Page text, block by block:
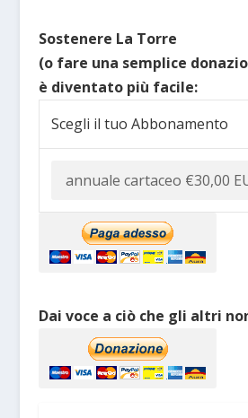
Sostenere La Torre
(o fare una semplice
è diventato più facile:
Scegli il tuo Abbonamento
Dai voce a ciò che gli altri